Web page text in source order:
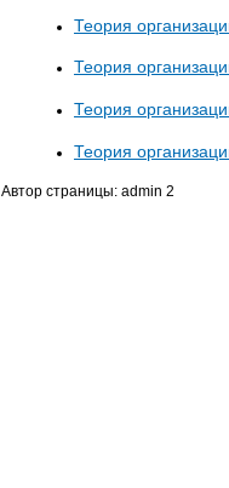
Теория
Теория
Теория
Теория
Автор страницы: admin 2